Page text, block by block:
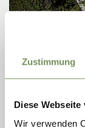
Zustimmung
Diese
Wir verwenden